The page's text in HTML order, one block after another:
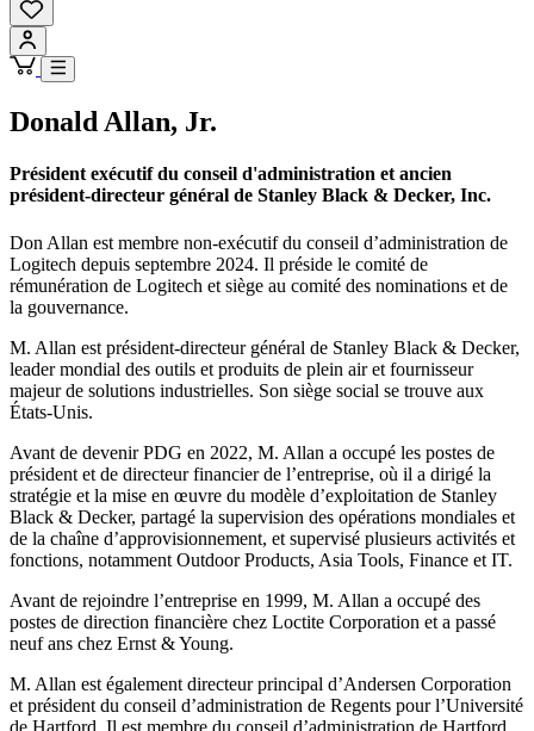
Donald Allan, Jr.
Président exécutif du conseil d'administration et ancien
président-directeur général de Stanley Black & Decker, Inc.
Don Allan est membre non-exécutif du conseil d’administration de
Logitech depuis septembre 2024. Il préside le comité de
rémunération de Logitech et siège au comité des nominations et de
la gouvernance.
M. Allan est président-directeur général de Stanley Black & Decker,
leader mondial des outils et produits de plein air et fournisseur
majeur de solutions industrielles. Son siège social se trouve aux
États-Unis.
Avant de devenir PDG en 2022, M. Allan a occupé les postes de
président et de directeur financier de l’entreprise, où il a dirigé la
stratégie et la mise en œuvre du modèle d’exploitation de Stanley
Black & Decker, partagé la supervision des opérations mondiales et
de la chaîne d’approvisionnement, et supervisé plusieurs activités et
fonctions, notamment Outdoor Products, Asia Tools, Finance et IT.
Avant de rejoindre l’entreprise en 1999, M. Allan a occupé des
postes de direction financière chez Loctite Corporation et a passé
neuf ans chez Ernst & Young.
M. Allan est également directeur principal d’Andersen Corporation
et président du conseil d’administration de Regents pour l’Université
de Hartford. Il est membre du conseil d’administration de Hartford